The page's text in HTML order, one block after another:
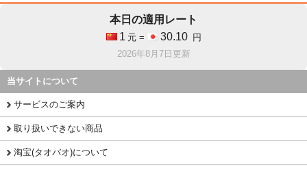
本日の適用レート
1 元 = 30.10
円
2026年8月7日更新
当サイトについて
サービスのご案内
取り扱いできない商品
淘宝(タオバオ)について